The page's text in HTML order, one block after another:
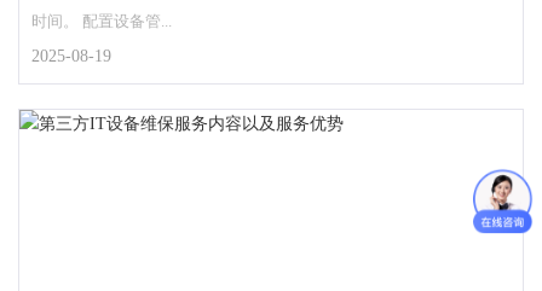
时间。 配置设备管...
2025-08-19